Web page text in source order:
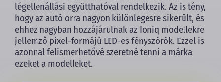
légellenállási együtthatóval rendelkezik. Az is tény,
hogy az autó orra nagyon különlegesre sikerült, és
ehhez nagyban hozzájárulnak az Ioniq modellekre
jellemző pixel-formájú LED-es fényszórók. Ezzel is
azonnal felismerhetővé szeretné tenni a márka
ezeket a modelleket.